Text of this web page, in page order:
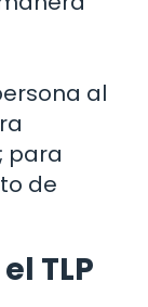
al
para
de
TLP